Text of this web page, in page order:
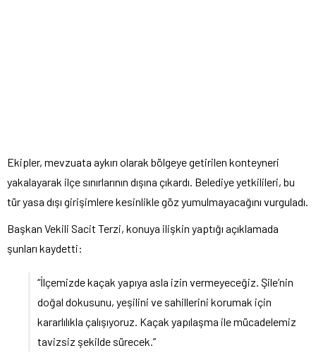
Ekipler, mevzuata aykırı olarak bölgeye getirilen konteyneri
yakalayarak ilçe sınırlarının dışına çıkardı. Belediye yetkilileri, bu
tür yasa dışı girişimlere kesinlikle göz yumulmayacağını vurguladı.
Başkan Vekili Sacit Terzi, konuya ilişkin yaptığı açıklamada
şunları kaydetti:
“İlçemizde kaçak yapıya asla izin vermeyeceğiz. Şile’nin
doğal dokusunu, yeşilini ve sahillerini korumak için
kararlılıkla çalışıyoruz. Kaçak yapılaşma ile mücadelemiz
tavizsiz şekilde sürecek.”